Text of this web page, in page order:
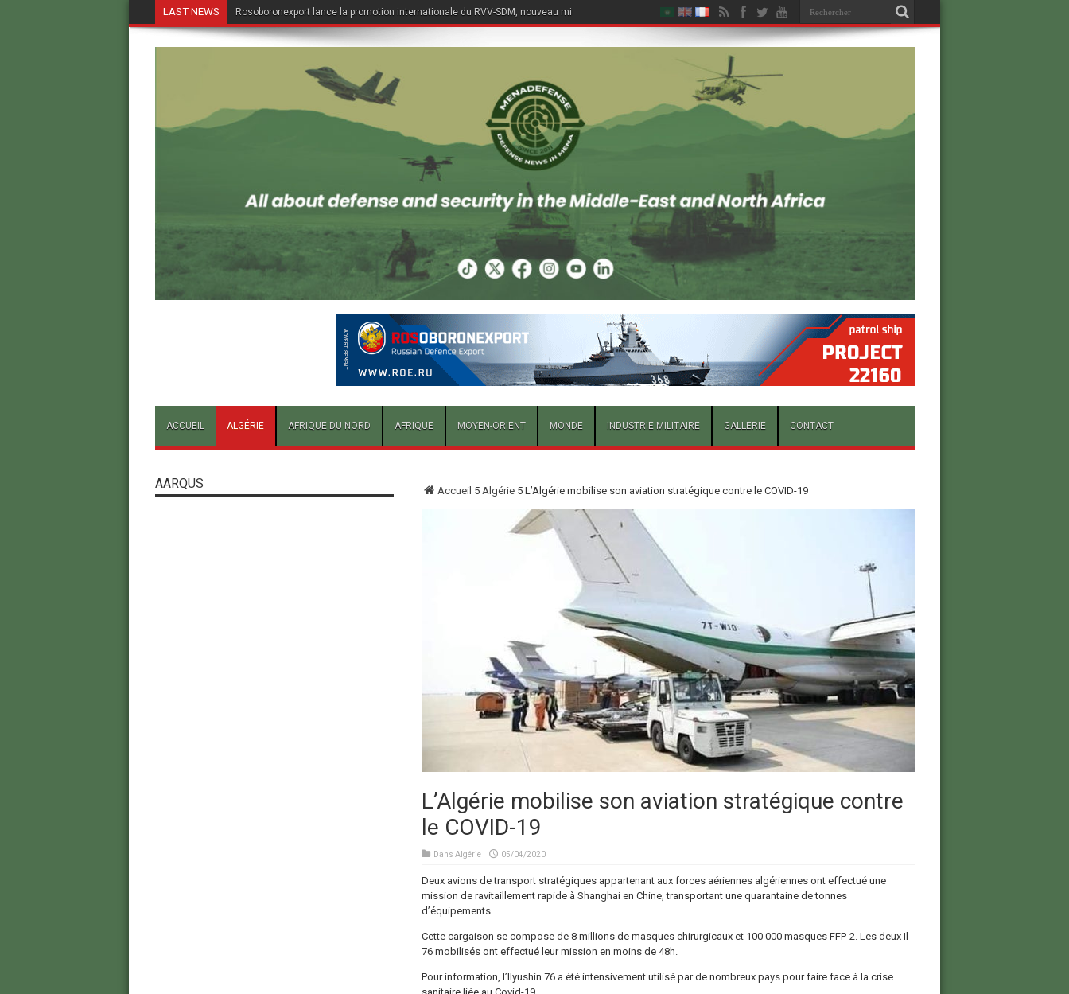
LAST NEWS Rosoboronexport lance la promotion internationale du RVV-SDM, nouveau missile air-air du Su-57E
ACCUEIL ALGÉRIE AFRIQUE DU NORD AFRIQUE MOYEN-ORIENT MONDE INDUSTRIE MILITAIRE GALLERIE CONTACT
Accueil 5 Algérie5 L’Algérie mobilise son aviation stratégique contre le COVID-19
L’Algérie mobilise son aviation stratégique contre
le COVID-19
Dans Algérie 05/04/2020
Deux avions de transport stratégiques appartenant aux forces aériennes algériennes ont effectué une
mission de ravitaillement rapide à Shanghai en Chine, transportant une quarantaine de tonnes
d’équipements.
Cette cargaison se compose de 8 millions de masques chirurgicaux et 100 000 masques FFP-2. Les deux Il-
76 mobilisés ont effectué leur mission en moins de 48h.
Pour information, l’Ilyushin 76 a été intensivement utilisé par de nombreux pays pour faire face à la crise
AARQUS